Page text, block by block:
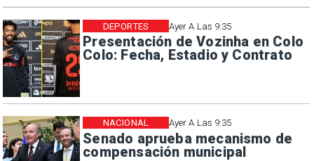
Ayer A Las 9:35
Presentación de Vozinha en Colo
Colo: Fecha, Estadio y Contrato
DEPORTES
Ayer A Las 9:35
Senado aprueba mecanismo de
compensación municipal
NACIONAL